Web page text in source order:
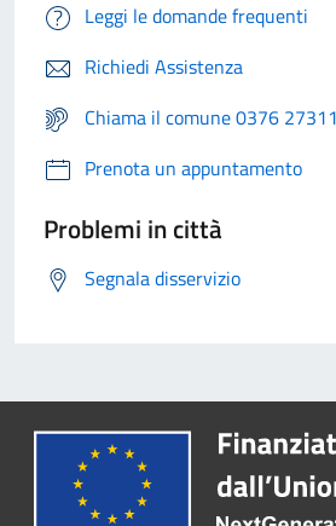
Leggi le domande frequenti
Richiedi Assistenza
Chiama il comune 0376
Prenota un appuntamento
Problemi in città
Segnala disservizio